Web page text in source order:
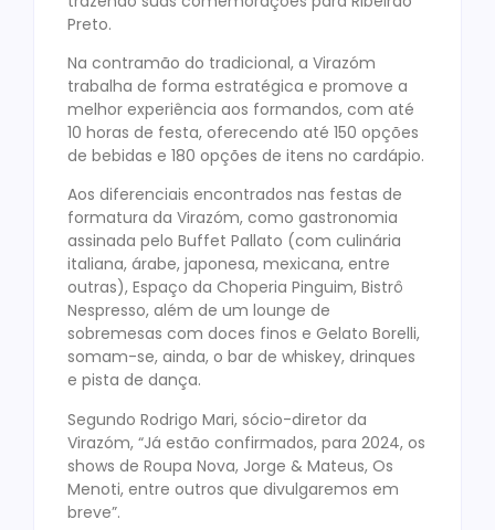
Preto.
Na contramão do tradicional, a Virazóm
trabalha de forma estratégica e promove a
melhor experiência aos formandos, com até
10 horas de festa, oferecendo até 150 opções
de bebidas e 180 opções de itens no cardápio.
Aos diferenciais encontrados nas festas de
formatura da Virazóm, como gastronomia
assinada pelo Buffet Pallato (com culinária
italiana, árabe, japonesa, mexicana, entre
outras), Espaço da Choperia Pinguim, Bistrô
Nespresso, além de um lounge de
sobremesas com doces finos e Gelato Borelli,
somam-se, ainda, o bar de whiskey, drinques
e pista de dança.
Segundo Rodrigo Mari, sócio-diretor da
Virazóm, “Já estão confirmados, para 2024, os
shows de Roupa Nova, Jorge & Mateus, Os
Menoti, entre outros que divulgaremos em
breve”.